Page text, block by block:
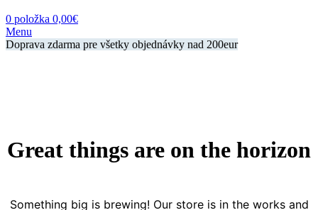
0 položka 0,00€
Menu
Doprava zdarma pre všetky objednávky nad 200eur
Great things are on the horizon
Something big is brewing! Our store is in the works and